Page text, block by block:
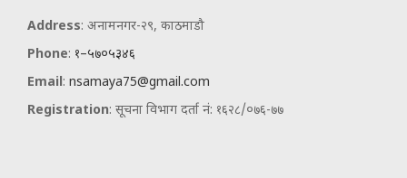
Address: अनामनगर-२९, काठमाडौ
Phone: १–५७०५३४६
Email: nsamaya75@gmail.com
Registration: सूचना विभाग दर्ता नं: १६२८/०७६-७७